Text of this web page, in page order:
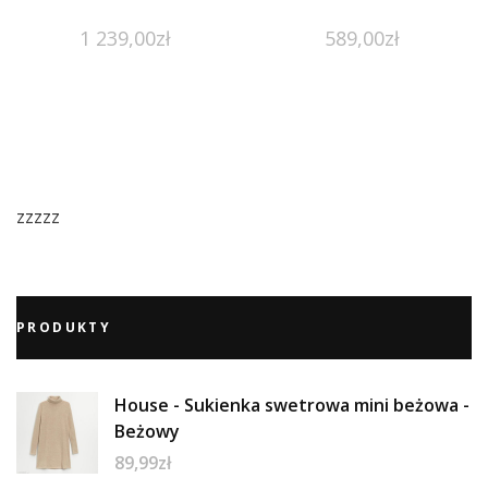
1 239,00zł 589,00zł
zzzzz
PRODUKTY
House - Sukienka swetrowa mini beżowa -
Beżowy
89,99zł